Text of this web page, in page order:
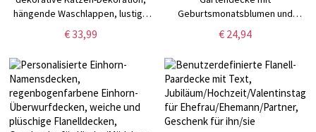
hängende Waschlappen, lustige
Badezimmer/Küche,
Einzugsgeschenk für
Katzenliebhaber
€ 33,99
Geburtsmonatsblumen und
Decken, Flanelldecken,
hautfreundlich
€ 24,94